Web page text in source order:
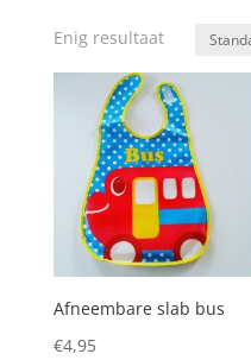
Enig resultaat
Afneembare slab bus
€4,95